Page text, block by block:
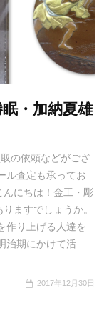
・加納夏雄
の依頼などがござ
ル査定も承ってお
んにちは！金工・彫
ますでしょうか。
作り上げる人達を
期にかけて活...
2017年12月30日